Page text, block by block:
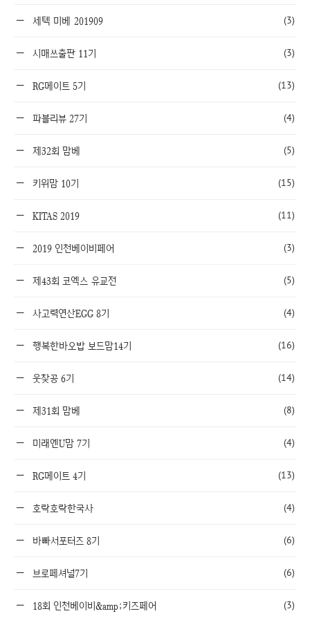
세텍 미베 201909 (3)
시매쓰출판 11기 (3)
RG메이트 5기 (13)
파블리뷰 27기 (4)
제32회 맘베 (5)
키위맘 10기 (15)
KITAS 2019 (11)
2019 인천베이비페어 (3)
제43회 코엑스 유교전 (5)
사고력연산EGG 8기 (4)
행복한바오밥 보드맘14기 (16)
웃찾공 6기 (14)
제31회 맘베 (8)
미래엔U맘 7기 (4)
RG메이트 4기 (13)
호락호락한국사 (4)
바빠서포터즈 8기 (6)
브로페셔널7기 (6)
18회 인천베이비&amp;키즈페어 (3)